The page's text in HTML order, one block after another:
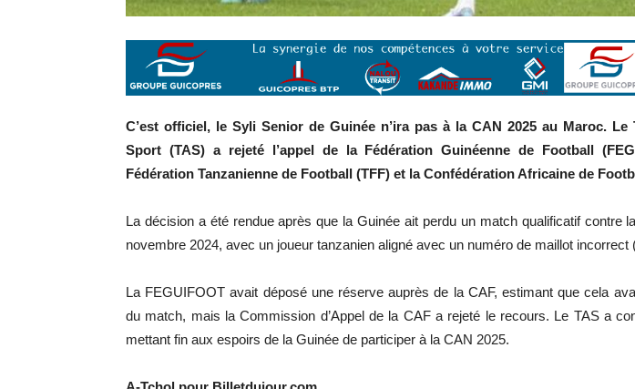
C’est officiel, le Syli Senior de Guinée n’ira pas à la CAN 2025 au Maroc.
Sport (TAS) a rejeté l’appel de la Fédération Guinéenne de Football
Fédération Tanzanienne de Football (TFF) et la Confédération Africaine de
La décision a été rendue après que la Guinée ait perdu un match qualificatif contre
novembre 2024, avec un joueur tanzanien aligné avec un numéro de maillot incorrect
La FEGUIFOOT avait déposé une réserve auprès de la CAF, estimant que cela
du match, mais la Commission d’Appel de la CAF a rejeté le recours. Le TAS a
mettant fin aux espoirs de la Guinée de participer à la CAN 2025.